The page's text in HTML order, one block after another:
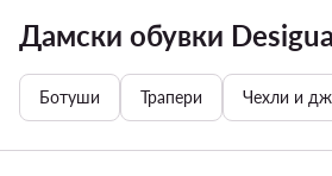
Дамски обувки
Ботуши Трапери Чехли и